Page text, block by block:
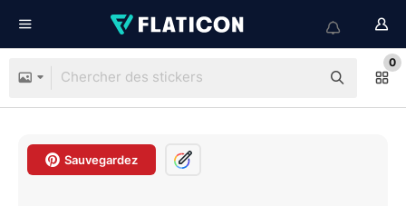
0
Sauvegardez